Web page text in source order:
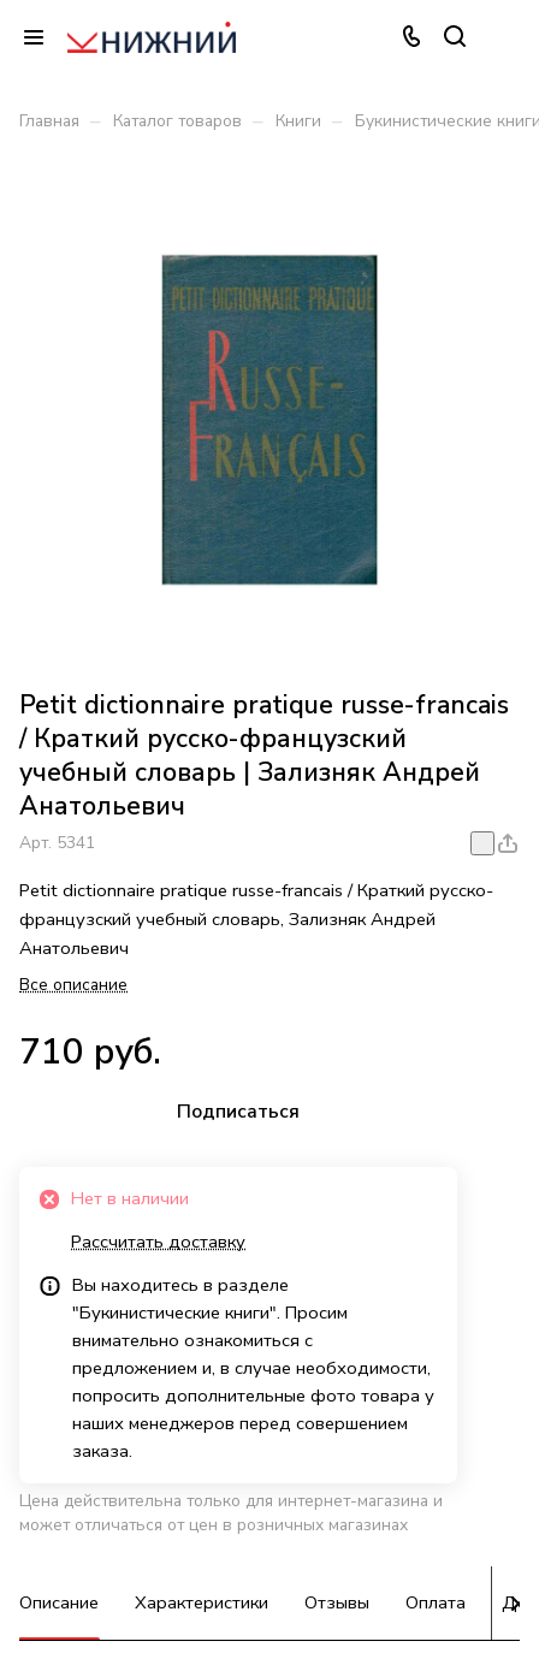
Главная – Каталог товаров – Книги – Букинистические
Petit dictionnaire pratique russe-francais
/ Краткий русско-французский
учебный словарь | Зализняк Андрей
Анатольевич
Арт. 5341
Petit dictionnaire pratique russe-francais / Краткий русско-
французский учебный словарь, Зализняк Андрей
Анатольевич
Все описание
710 руб.
Подписаться
Нет в наличии
Рассчитать доставку
Вы находитесь в разделе
"Букинистические книги". Просим
внимательно ознакомиться с
предложением и, в случае необходимости,
попросить дополнительные фото товара у
наших менеджеров перед совершением
заказа.
Цена действительна только для интернет-магазина и
может отличаться от цен в розничных магазинах
Описание Характеристики Отзывы Оплата